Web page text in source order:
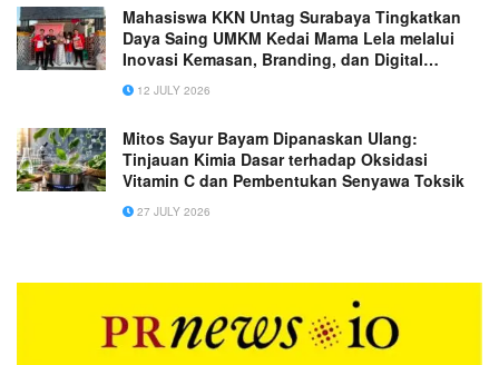
Mahasiswa KKN Untag Surabaya Tingkatkan
Daya Saing UMKM Kedai Mama Lela melalui
Inovasi Kemasan, Branding, dan Digital
Marketing
12 JULY 2026
Mitos Sayur Bayam Dipanaskan Ulang:
Tinjauan Kimia Dasar terhadap Oksidasi
Vitamin C dan Pembentukan Senyawa Toksik
27 JULY 2026